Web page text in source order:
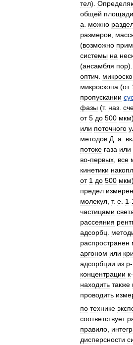
тел).
общей площади
а
можно
размеров
(возможно
системы на
(ансамбля пор).
оптич
микроскопа (от
пропускании
фазы (т. наз
от 5 до 500 мкм
или поточного
методов Д а
потоке газа или
во-первых все
кинетики
от 1 до 500 мкм)
предел
молекул т. е 1-
частицами
рассеяния
адсорбц
распространен
аргоном или
адсорбции из р-
концентрации к-
находить также
проводить
по технике
соответствует
правило
дисперсности